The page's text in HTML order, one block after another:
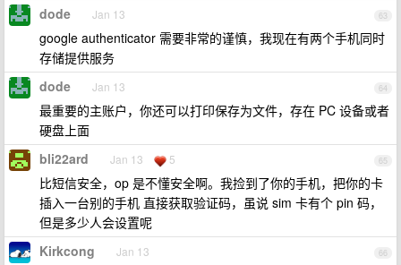
63
dode Jan 13
google authenticator 需要非常的谨慎，我现在有两个手机同时
存储提供服务
64
dode Jan 13
最重要的主账户，你还可以打印保存为文件，存在 PC 设备或者
硬盘上面
65
bli22ard Jan 13 5
比短信安全，op 是不懂安全啊。我捡到了你的手机，把你的卡
插入一台别的手机 直接获取验证码，虽说 sim 卡有个 pin 码，
但是多少人会设置呢
66
Kirkcong Jan 13